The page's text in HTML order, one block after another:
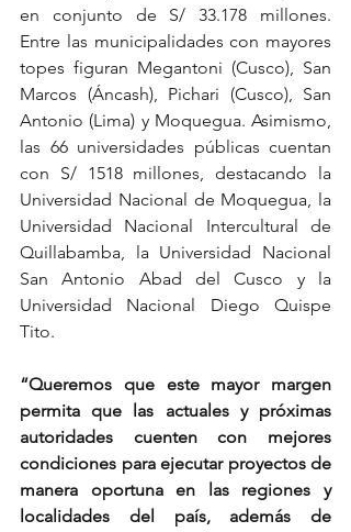
en conjunto de S/ 33.178 millones.
Entre las municipalidades con mayores
topes figuran Megantoni (Cusco), San
Marcos (Áncash), Pichari (Cusco), San
Antonio (Lima) y Moquegua. Asimismo,
las 66 universidades públicas cuentan
con S/ 1518 millones, destacando la
Universidad Nacional de Moquegua, la
Universidad Nacional Intercultural de
Quillabamba, la Universidad Nacional
San Antonio Abad del Cusco y la
Universidad Nacional Diego Quispe
Tito.
“Queremos que este mayor margen
permita que las actuales y próximas
autoridades cuenten con mejores
condiciones para ejecutar proyectos de
manera oportuna en las regiones y
localidades del país, además de